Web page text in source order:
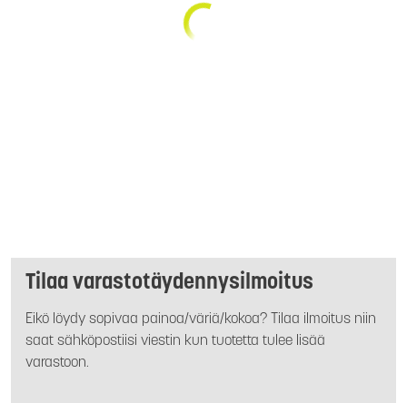
Tilaa varastotäydennysilmoitus
Eikö löydy sopivaa painoa/väriä/kokoa? Tilaa ilmoitus niin
saat sähköpostiisi viestin kun tuotetta tulee lisää
varastoon.